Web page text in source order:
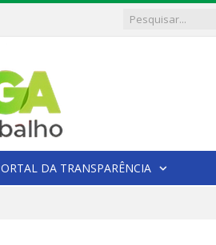
DA TRANSPARÊNCIA